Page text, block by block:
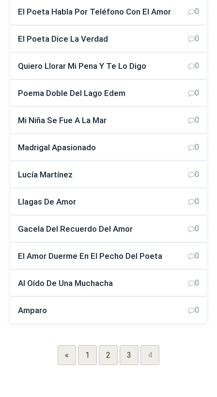
El Poeta Habla Por Teléfono Con El Amor 0
El Poeta Dice La Verdad 0
Quiero Llorar Mi Pena Y Te Lo Digo 0
Poema Doble Del Lago Edem 0
Mi Niña Se Fue A La Mar 0
Madrigal Apasionado 0
Lucía Martínez 0
Llagas De Amor 0
Gacela Del Recuerdo Del Amor 0
El Amor Duerme En El Pecho Del Poeta 0
Al Oído De Una Muchacha 0
Amparo 0
« 1 2 3 4